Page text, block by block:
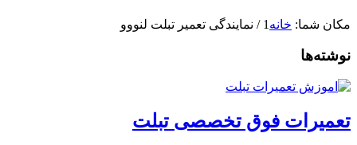
مکان شما: خانه 1
/ نمایندگی تعمیر تبلت لنووو
نوشته‌ها
تعمیرات فوق تخصصی تبلت